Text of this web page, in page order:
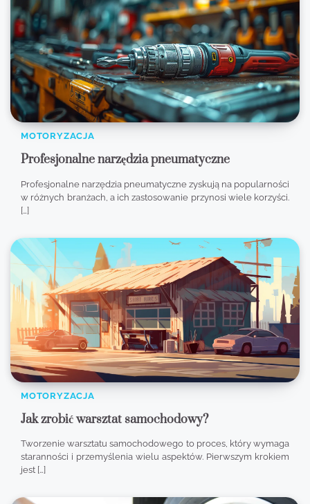
MOTORYZACJA
Profesjonalne narzędzia pneumatyczne
Profesjonalne narzędzia pneumatyczne zyskują na popularności
w różnych branżach, a ich zastosowanie przynosi wiele korzyści.
[…]
MOTORYZACJA
Jak zrobić warsztat samochodowy?
Tworzenie warsztatu samochodowego to proces, który wymaga
staranności i przemyślenia wielu aspektów. Pierwszym krokiem
jest […]